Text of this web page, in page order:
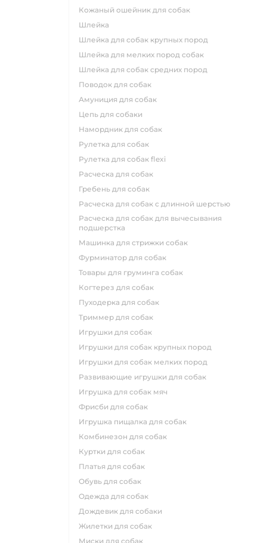
кожаный ошейник для собак
шлейка
шлейка для собак крупных пород
шлейка для мелких пород собак
шлейка для собак средних пород
поводок для собак
амуниция для собак
цепь для собаки
намордник для собак
рулетка для собак
рулетка для собак flexi
расческа для собак
гребень для собак
расческа для собак с длинной шерстью
расческа для собак для вычесывания
подшерстка
машинка для стрижки собак
фурминатор для собак
товары для груминга собак
когтерез для собак
пуходерка для собак
триммер для собак
игрушки для собак
игрушки для собак крупных пород
игрушки для собак мелких пород
развивающие игрушки для собак
игрушка для собак мяч
фрисби для собак
игрушка пищалка для собак
комбинезон для собак
куртки для собак
платья для собак
обувь для собак
одежда для собак
дождевик для собаки
жилетки для собак
миски для собак